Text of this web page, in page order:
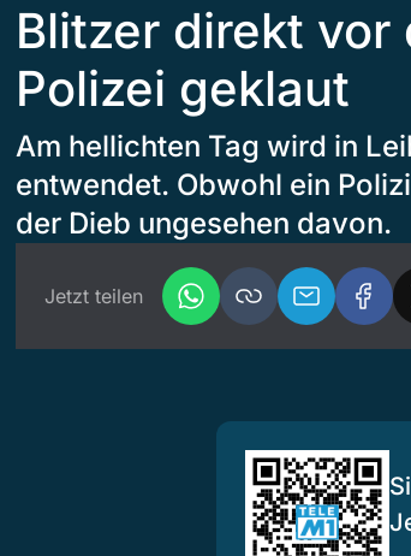
Blitzer direkt vor
Polizei geklaut
Am hellichten Tag wird in
entwendet. Obwohl ein
der Dieb ungesehen davon.
Jetzt teilen